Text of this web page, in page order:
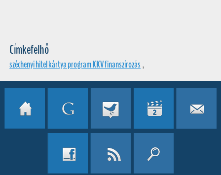
Címkefelhő
széchenyi hitel kártya program KKV finanszírozás,